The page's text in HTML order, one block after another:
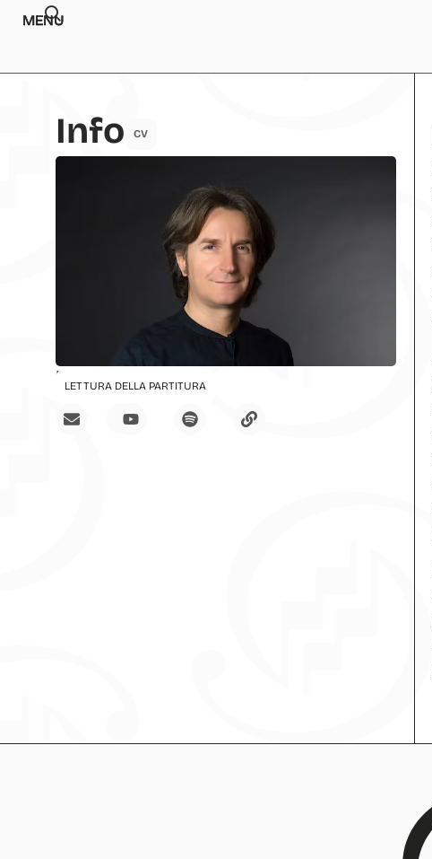
MENU
Info CV
Insegnamenti
LETTURA DELLA PARTITURA